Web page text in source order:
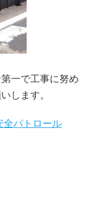
一で工事に努め
します。
全パトロール